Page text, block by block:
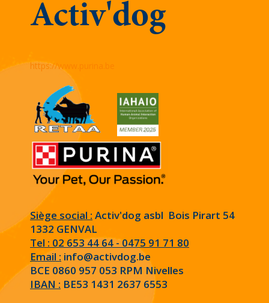
Activ'dog
https://www.purina.be
Siège social : Activ'dog asbl Bois Pirart 54
1332 GENVAL
Tel : 02 653 44 64 - 0475 91 71 80
Email : info@activdog.be
BCE 0860 957 053 RPM Nivelles
IBAN : BE53 1431 2637 6553